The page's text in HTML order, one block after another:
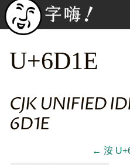
U+6D1E
CJK UNIFIED
6D1E
← 洝